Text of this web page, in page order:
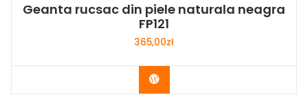
Geanta rucsac din piele naturala neagra
FP121
365,00zł
Buy Now